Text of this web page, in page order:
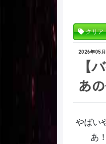
クリア
2026年05
【
あ
やばい
あ